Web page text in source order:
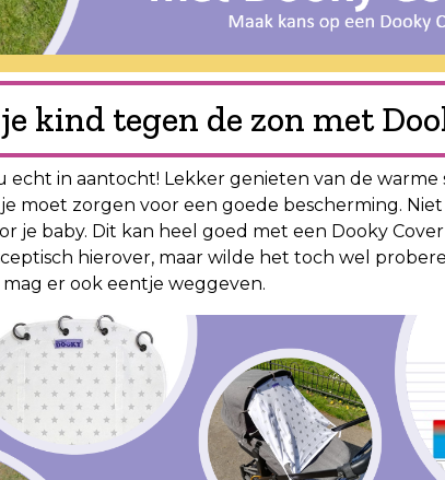
kind tegen de zon met
echt in aantocht! Lekker genieten van de warme
moet zorgen voor een goede bescherming.
je baby. Dit kan heel goed met een Dooky
hierover, maar wilde het toch wel
er ook eentje weggeven.